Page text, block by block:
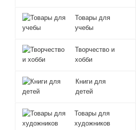
Товары для
учебы
Творчество и
хобби
Книги для
детей
Товары для
художников